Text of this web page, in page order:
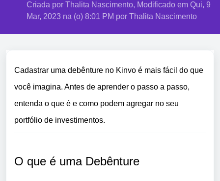
Criada por Thalita Nascimento, Modificado em Qui, 9
Mar, 2023 na (o) 8:01 PM por Thalita Nascimento
Cadastrar uma debênture no Kinvo é mais fácil do que
você imagina. Antes de aprender o passo a passo,
entenda o que é e como podem agregar no seu
portfólio de investimentos.
O que é uma Debênture